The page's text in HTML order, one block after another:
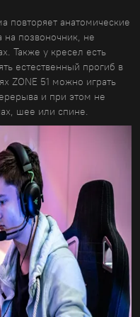
повторяет анатомические
на позвоночник, не
Также у кресел есть
естественный прогиб в
ZONE 51 можно играть
и при этом не
шее или спине.